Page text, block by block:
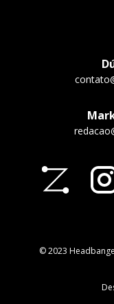
© 2023